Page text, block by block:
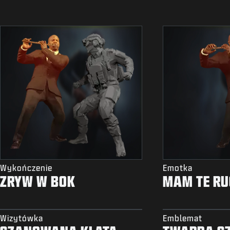
Wykończenie
ZRYW W BOK
Emotka
MAM TE
Wizytówka Emblemat